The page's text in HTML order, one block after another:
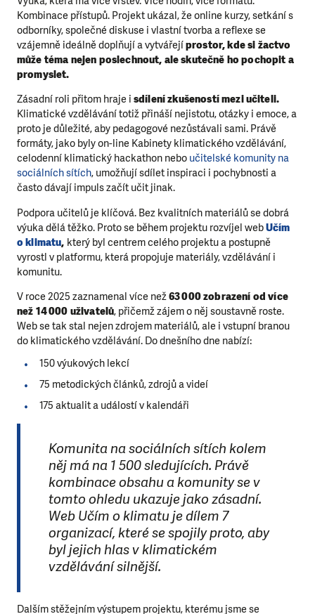
Kombinace přístupů. Projekt ukázal, že online kurzy, setkání s
odborníky, společné diskuse i vlastní tvorba a reflexe se
vzájemně ideálně doplňují a vytvářejíprostor, kde si žactvo
může téma nejen poslechnout, ale skutečně ho pochopit a
promyslet.
Zásadní roli přitom hraje i sdílení zkušeností mezi učiteli.
Klimatické vzdělávání totiž přináší nejistotu, otázky i emoce, a
proto je důležité, aby pedagogové nezůstávali sami. Právě
formáty, jako byly on-line Kabinety klimatického vzdělávání,
celodenní klimatický hackathon nebo učitelské komunity na
sociálníchsítích, umožňují sdílet inspiraci i pochybnosti a
často dávají impuls začít učit jinak.
Podpora učitelů je klíčová. Bez kvalitních materiálů se dobrá
výuka dělá těžko. Proto se během projektu rozvíjel webUčím
o klimatu, který byl centrem celého projektu a postupně
vyrostl v platformu, která propojuje materiály, vzdělávání i
komunitu.
V roce 2025 zaznamenal více než63 000 zobrazení od více
než 14 000 uživatelů, přičemž zájem o něj soustavně roste.
Web se tak stal nejen zdrojem materiálů, ale i vstupní branou
do klimatického vzdělávání. Do dnešního dne nabízí:
150 výukových lekcí
75 metodických článků, zdrojů a videí
175 aktualit a událostí v kalendáři
Komunita na sociálních sítích kolem
něj má na 1 500 sledujících. Právě
kombinace obsahu a komunity se v
tomto ohledu ukazuje jako zásadní.
Web Učím o klimatu je dílem 7
organizací, které se spojily proto, aby
byl jejich hlas v klimatickém
vzdělávání silnější.
Dalším stěžejním výstupem projektu, kterému jsme se